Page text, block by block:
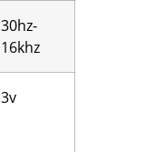
30hz-
16khz
3v